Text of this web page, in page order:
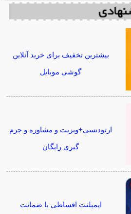
بیشترین تخفیف برای خرید آنلاین
گوشی موبایل
ارتودنسی+ویزیت و مشاوره و جرم
گیری رایگان
ایمپلنت اقساطی با ضمانت